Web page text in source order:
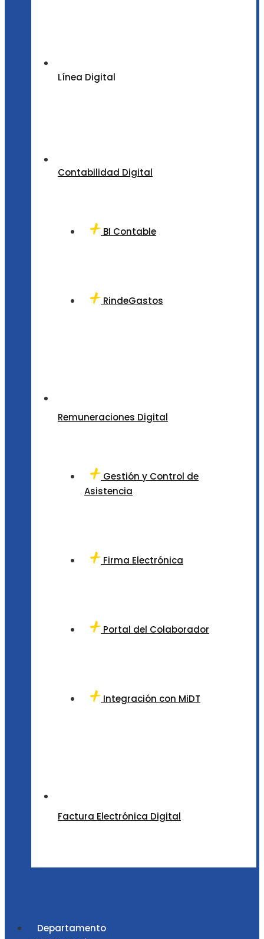
Línea Digital
Contabilidad Digital
BI Contable
RindeGastos
Remuneraciones Digital
Gestión y Control de
Asistencia
Firma Electrónica
Portal del Colaborador
Integración con MiDT
Factura Electrónica Digital
Departamento